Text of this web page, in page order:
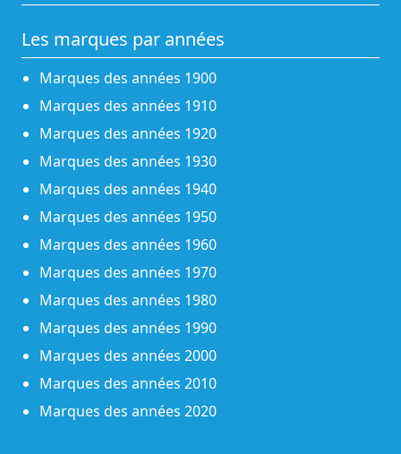
Les marques par années
Marques des années 1900
Marques des années 1910
Marques des années 1920
Marques des années 1930
Marques des années 1940
Marques des années 1950
Marques des années 1960
Marques des années 1970
Marques des années 1980
Marques des années 1990
Marques des années 2000
Marques des années 2010
Marques des années 2020